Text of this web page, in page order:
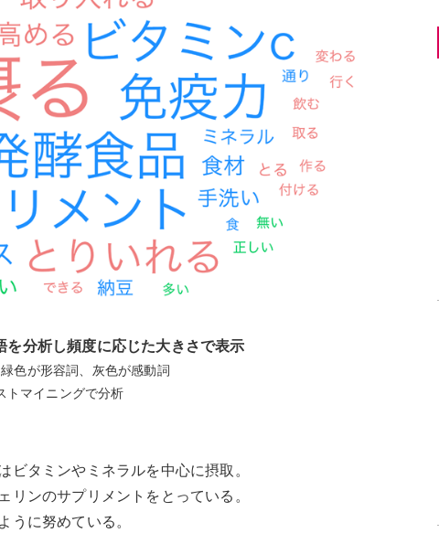
を分析し頻度に応じた大きさで表示
色が形容詞、灰色が感動詞
マイニングで分析
タミンやミネラルを中心に摂取。
ンのサプリメントをとっている。
うに努めている。